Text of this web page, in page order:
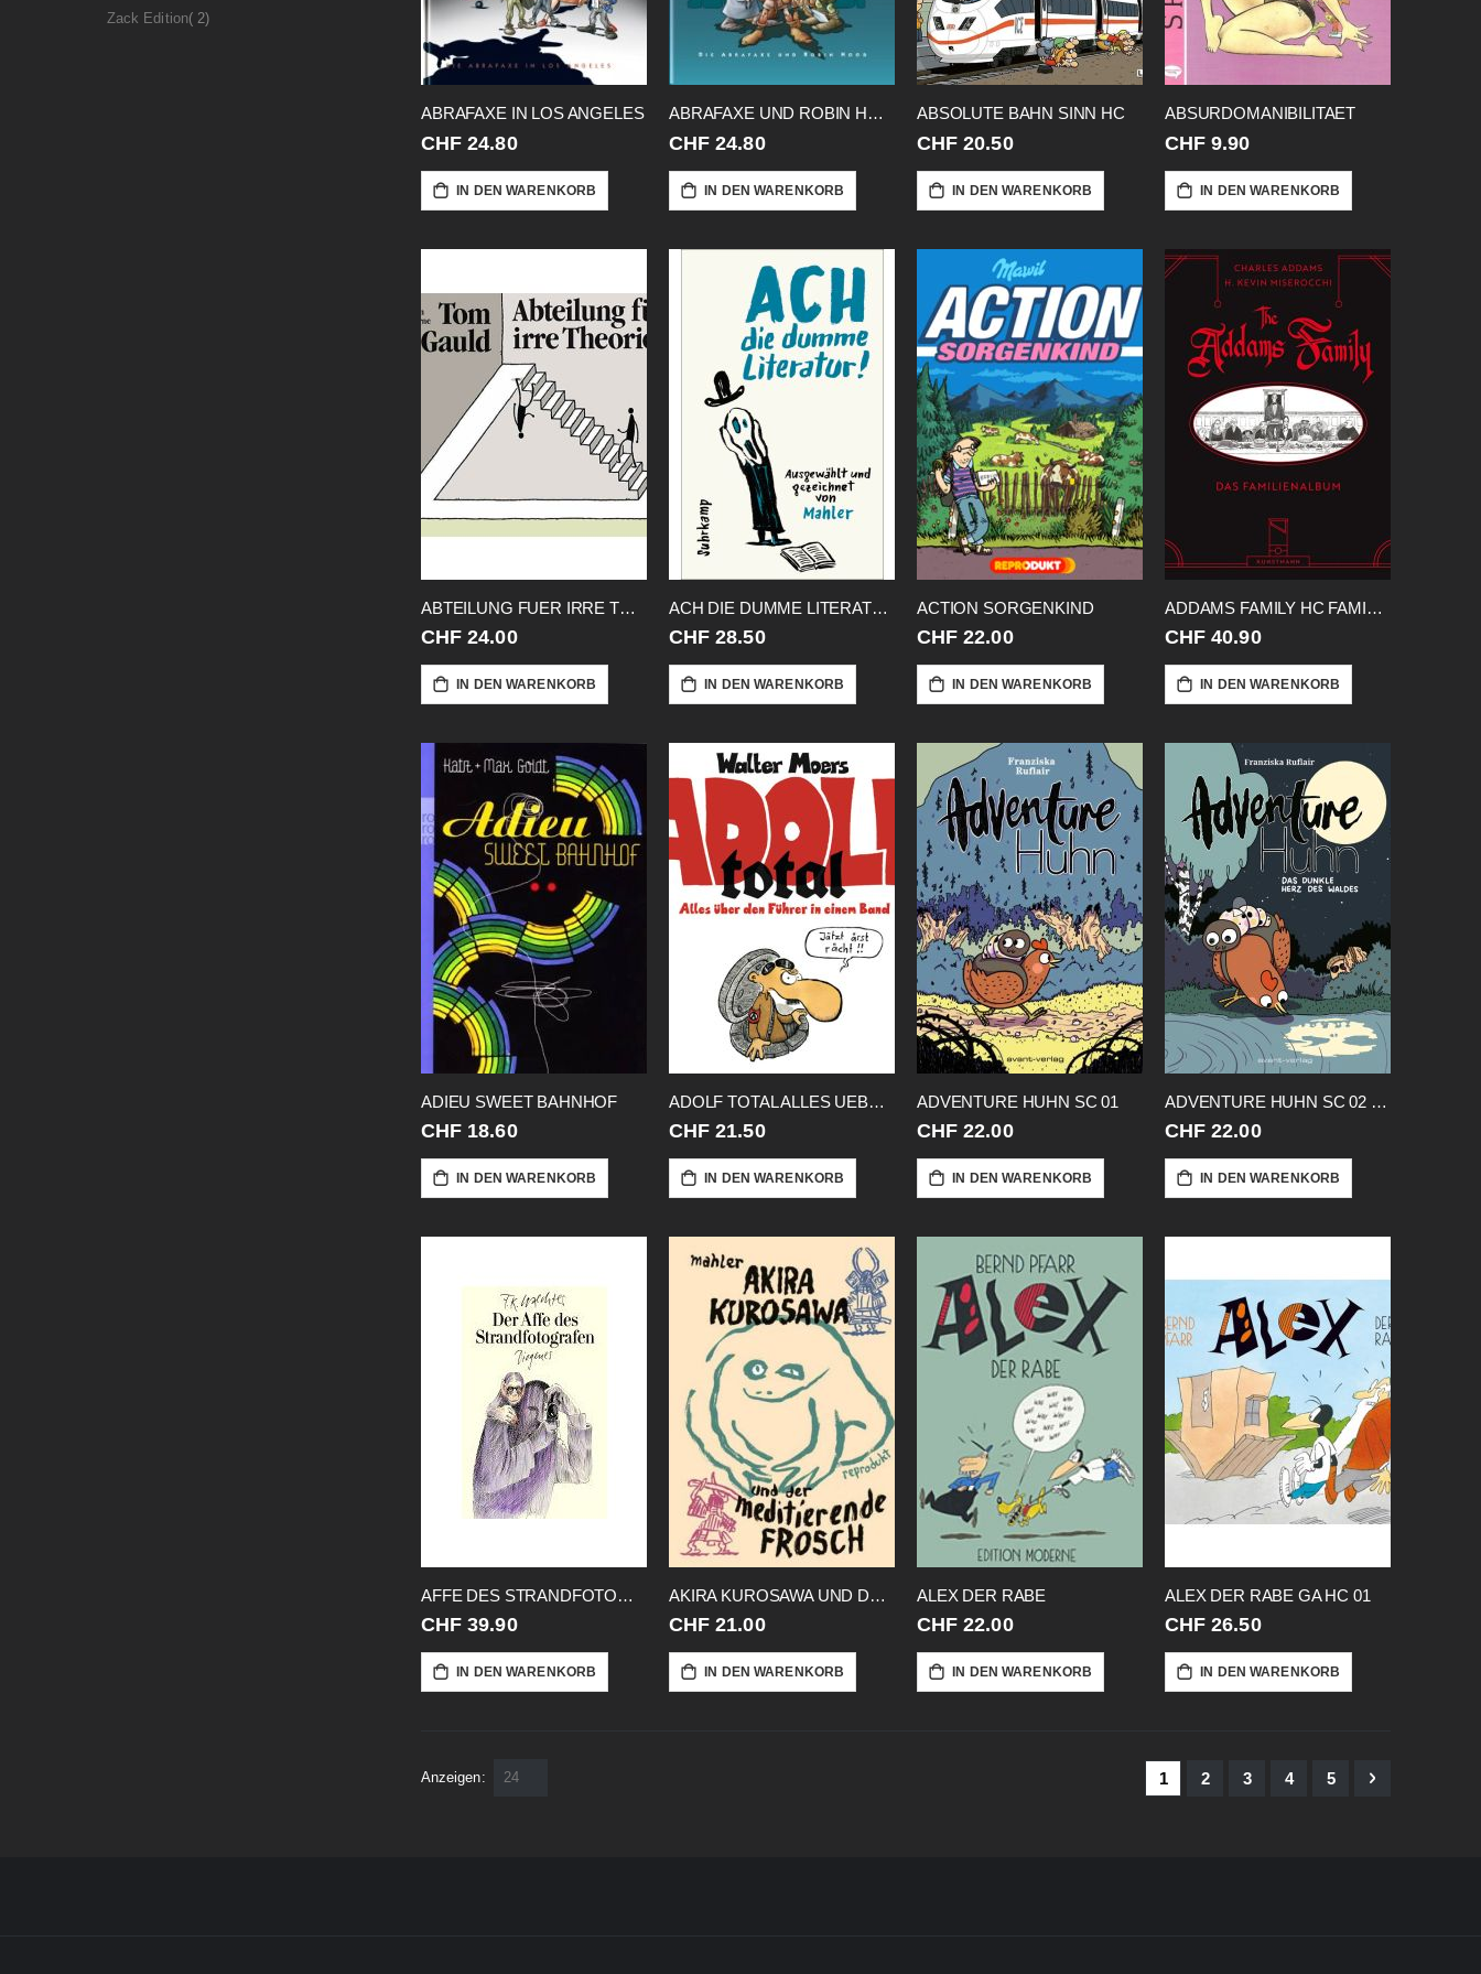
ABRAFAXE IN LOS ANGELES
CHF 24.80
IN DEN WARENKORB
ABRAFAXE UND ROBIN HOOD
CHF 24.80
IN DEN WARENKORB
ABSOLUTE BAHN SINN HC
CHF 20.50
IN DEN WARENKORB
ABSURDOMANIBILITAET
CHF 9.90
IN DEN WARENKORB
ABTEILUNG FUER IRRE THEORIEN HC
CHF 24.00
IN DEN WARENKORB
ACH DIE DUMME LITERATUR HC
CHF 28.50
IN DEN WARENKORB
ACTION SORGENKIND
CHF 22.00
IN DEN WARENKORB
ADDAMS FAMILY HC FAMILIENALBUM
CHF 40.90
IN DEN WARENKORB
ADIEU SWEET BAHNHOF
CHF 18.60
IN DEN WARENKORB
ADOLF TOTAL ALLES UEBER DEN FUEHRER
CHF 21.50
IN DEN WARENKORB
ADVENTURE HUHN SC 01
CHF 22.00
IN DEN WARENKORB
ADVENTURE HUHN SC 02 DUNKLE HERZ
CHF 22.00
IN DEN WARENKORB
AFFE DES STRANDFOTOGRAFEN
CHF 39.90
IN DEN WARENKORB
AKIRA KUROSAWA UND DER MEDITIERENDE
CHF 21.00
IN DEN WARENKORB
ALEX DER RABE
CHF 22.00
IN DEN WARENKORB
ALEX DER RABE GA HC 01
CHF 26.50
IN DEN WARENKORB
SeiteSie lesen gerade Seite
1 Seite
2 Seite
3 Seite
4 Seite
5 Seite
Weiter
Anzeigen
Zack Edition 2Artikel